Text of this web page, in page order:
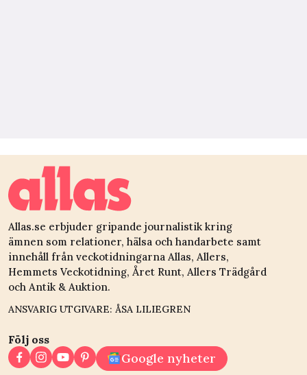
Allas.se erbjuder gripande journalistik kring
ämnen som relationer, hälsa och handarbete samt
innehåll från veckotidningarna Allas, Allers,
Hemmets Veckotidning, Året Runt, Allers Trädgård
och Antik & Auktion.
ANSVARIG UTGIVARE: ÅSA LILIEGREN
Följ oss
Google nyheter